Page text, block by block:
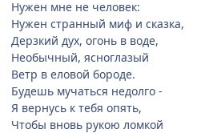
Нужен мне не человек:
Нужен странный миф и сказка,
Дерзкий дух, огонь в воде,
Необычный, ясноглазый
Ветр в еловой бороде.
Будешь мучаться недолго -
Я вернусь к тебя опять,
Чтобы вновь рукою ломкой